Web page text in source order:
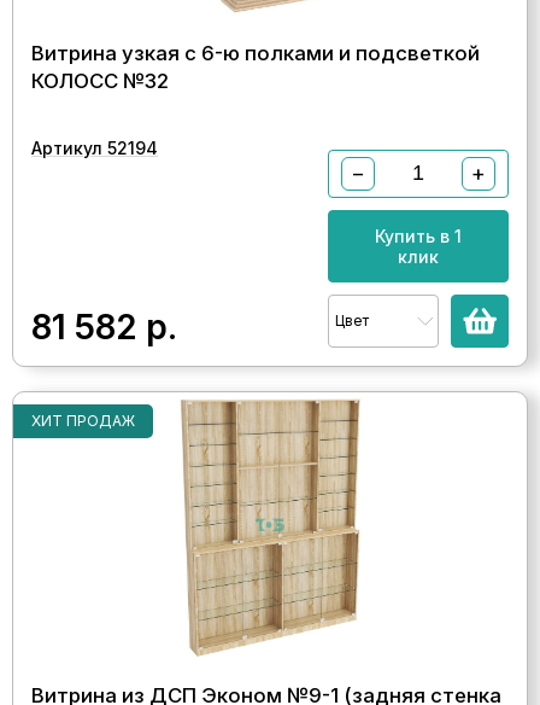
Витрина узкая с 6-ю полками и подсветкой
КОЛОСС №32
Артикул 52194
81 582 р.
− +
Купить в 1
клик
Цвет
ХИТ ПРОДАЖ
Витрина из ДСП Эконом №9-1 (задняя стенка